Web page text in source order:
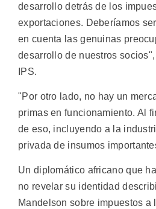
desarrollo detrás de los
exportaciones. Deberíamos
en cuenta las genuinas
desarrollo de nuestros
IPS.
"Por otro lado, no hay un
primas en funcionamiento. Al
de eso, incluyendo a la
privada de insumos
Un diplomático africano que
no revelar su identidad
Mandelson sobre impuestos a